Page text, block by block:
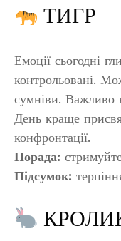
ТИГР
Емоції сьогодні
контрольовані.
сумніви. Важливо
День краще
конфронтації.
Порада:
Підсумок: